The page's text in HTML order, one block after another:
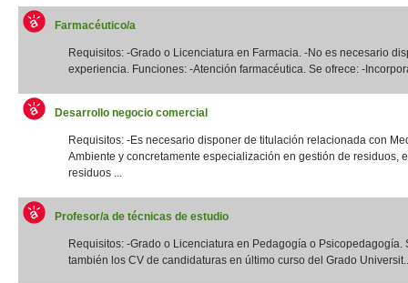
Farmacéutico/a
Requisitos: -Grado o Licenciatura en Farmacia. -No es necesario
experiencia. Funciones: -Atención farmacéutica. Se ofrece: -
Desarrollo negocio comercial
Requisitos: -Es necesario disponer de titulación relacionada con
Ambiente y concretamente especialización en gestión de residuos,
residuos ...
Profesor/a de técnicas de estudio
Requisitos: -Grado o Licenciatura en Pedagogía o Psicopedagogía.
también los CV de candidaturas en último curso del Grado